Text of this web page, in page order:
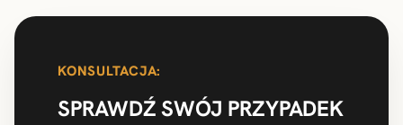
KONSULTACJA:
SPRAWDŹ SWÓJ PRZYPADEK